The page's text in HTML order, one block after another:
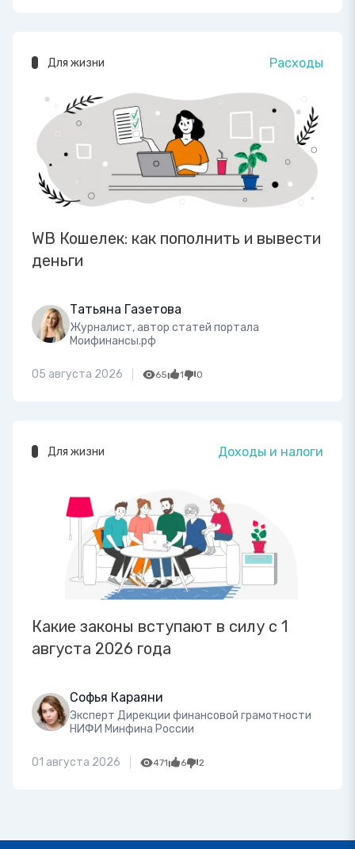
Для жизни Расходы
WB Кошелек: как пополнить и вывести
деньги
Татьяна Газетова
Журналист, автор статей портала
Моифинансы.рф
05 августа 2026 65 1 0
Для жизни Доходы и налоги
Какие законы вступают в силу с 1
августа 2026 года
Софья Караяни
Эксперт Дирекции финансовой грамотности
НИФИ Минфина России
01 августа 2026 471 6 2